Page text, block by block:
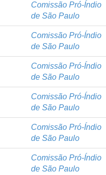
Comissão Pró-Índio
de São Paulo
Comissão Pró-Índio
de São Paulo
Comissão Pró-Índio
de São Paulo
Comissão Pró-Índio
de São Paulo
Comissão Pró-Índio
de São Paulo
Comissão Pró-Índio
de São Paulo